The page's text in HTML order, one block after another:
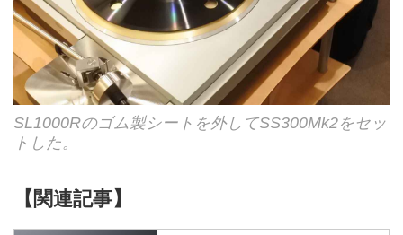
SL1000Rのゴム製シートを外してSS300Mk2をセッ
トした。
【関連記事】